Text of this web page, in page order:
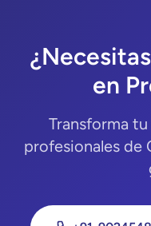
en
Transforma
profesionales de